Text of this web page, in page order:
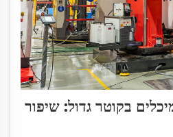
בקוטר גדול: שיפור